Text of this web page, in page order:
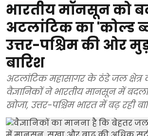
भारतीय मॉनसून को
अटलांटिक का 'कोल्ड
उत्तर-पश्चिम की ओर
बारिश
अटलांटिक महासागर के ठंडे जल क्षेत्र
वैज्ञानिकों ने भारतीय मानसून में
खोजा, उत्तर-पश्चिम भारत में बढ़ रही